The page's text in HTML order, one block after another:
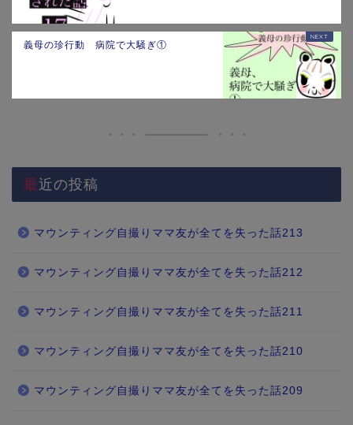
義母の珍行動 病院で大騒ぎ①
最近の投稿
マウンティング自撮りママ友が全てを失った話213
マウンティング自撮りママ友が全てを失った話212
マウンティング自撮りママ友が全てを失った話211
マウンティング自撮りママ友が全てを失った話210
マウンティング自撮りママ友が全てを失った話209